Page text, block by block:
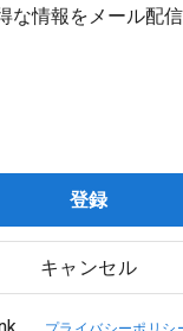
な情報をメール配信
キャンセル
登録